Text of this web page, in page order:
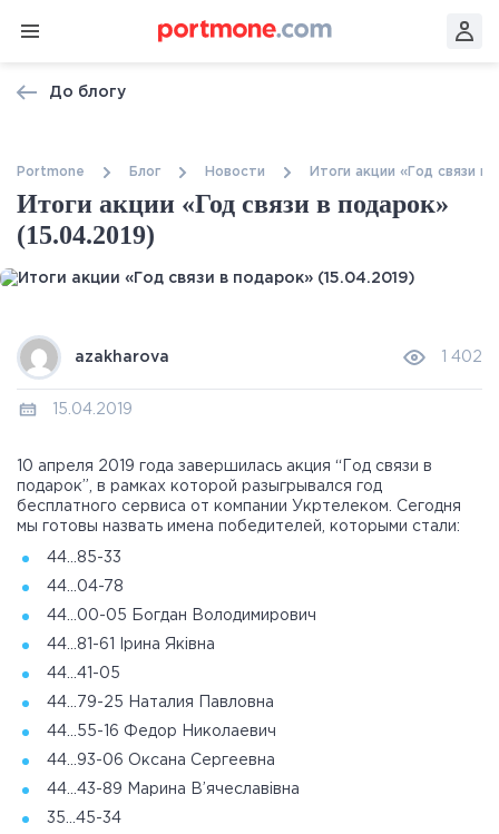
До блогу
Portmone Блог Новости Итоги акции «Год связи в
Итоги акции «Год связи в подарок»
(15.04.2019)
azakharova 1 402
15.04.2019
10 апреля 2019 года завершилась акция “Год связи в
подарок”, в рамках которой разыгрывался год
бесплатного сервиса от компании Укртелеком. Сегодня
мы готовы назвать имена победителей, которыми стали:
44…85-33
44…04-78
44…00-05 Богдан Володимирович
44…81-61 Ірина Яківна
44…41-05
44…79-25 Наталия Павловна
44…55-16 Федор Николаевич
44…93-06 Оксана Сергеевна
44…43-89 Марина В’ячеславівна
35…45-34